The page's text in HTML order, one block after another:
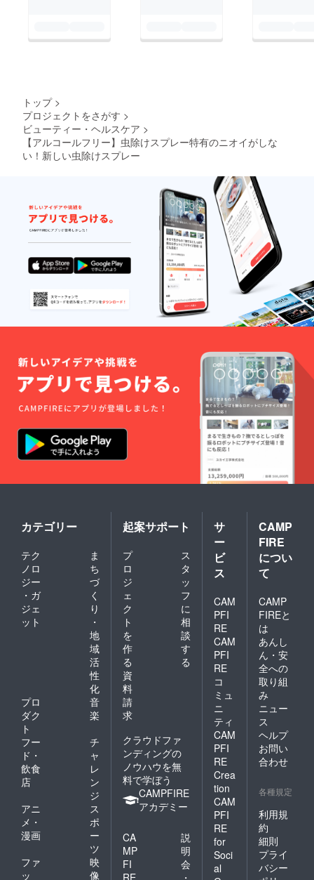
トップ >
プロジェクトをさがす >
ビューティー・ヘルスケア >
【アルコールフリー】虫除けスプレー特有のニオイがしな
い！新しい虫除けスプレー
カテゴリー
テク
ノロ
ジー
・ガ
ジェ
ット
ま
ち
づ
く
り
・
地
域
活
性
化
プロ
ダク
ト
音
楽
フー
ド・
飲食
店
チ
ャ
レ
ン
ジ
アニ
メ・
漫画
ス
ポ
ー
ツ
ファ
ッ
映
像
起案サポート
プ
ロ
ジ
ェ
ク
ト
を
作
る
ス
タ
ッ
フ
に
相
談
す
る
資
料
請
求
クラウドファ
ンディングの
ノウハウを無
料で学ぼう
CAMPFIRE
アカデミー
CA
MP
FI
RE
説
明
会
・
サ
ー
ビ
ス
CAM
PFI
RE
CAM
PFI
RE
コ
ミュ
ニ
ティ
CAM
PFI
RE
Crea
tion
CAM
PFI
RE
for
Soci
al
CAMP
FIRE
につい
て
CAMP
FIREと
は
あんし
ん・安
全への
取り組
み
ニュー
ス
ヘルプ
お問い
合わせ
各種規定
利用規
約
細則
プライ
バシー